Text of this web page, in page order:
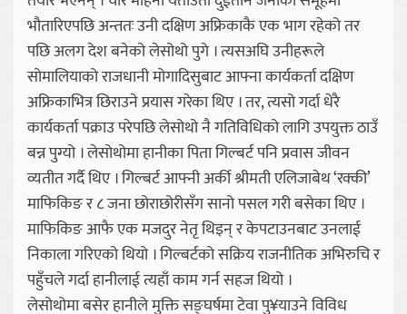
भौतारिएपछि अन्ततः उनी दक्षिण अफ्रिकाकै एक भाग रहेको तर
पछि अलग देश बनेको लेसोथो पुगे । त्यसअघि उनीहरूले
सोमालियाको राजधानी मोगादिसुबाट आफ्ना कार्यकर्ता दक्षिण
अफ्रिकाभित्र छिराउने प्रयास गरेका थिए । तर, त्यसो गर्दा धेरै
कार्यकर्ता पक्राउ परेपछि लेसोथो नै गतिविधिको लागि उपयुक्त ठाउँ
बन्न पुग्यो । लेसोथोमा हानीका पिता गिल्बर्ट पनि प्रवास जीवन
व्यतीत गर्दै थिए । गिल्बर्ट आफ्नी अर्की श्रीमती एलिजाबेथ ‘रक्की’
माफिकिङ र ८ जना छोराछोरीसँग सानो पसल गरी बसेका थिए ।
माफिकिङ आफै एक मजदुर नेतृ थिइन् र केपटाउनबाट उनलाई
निकाला गरिएको थियो । गिल्बर्टको सक्रिय राजनीतिक अभिरुचि र
पहुँचले गर्दा हानीलाई त्यहाँ काम गर्न सहज थियो ।
लेसोथोमा बसेर हानीले मुक्ति सङ्घर्षमा टेवा पु¥याउने विविध